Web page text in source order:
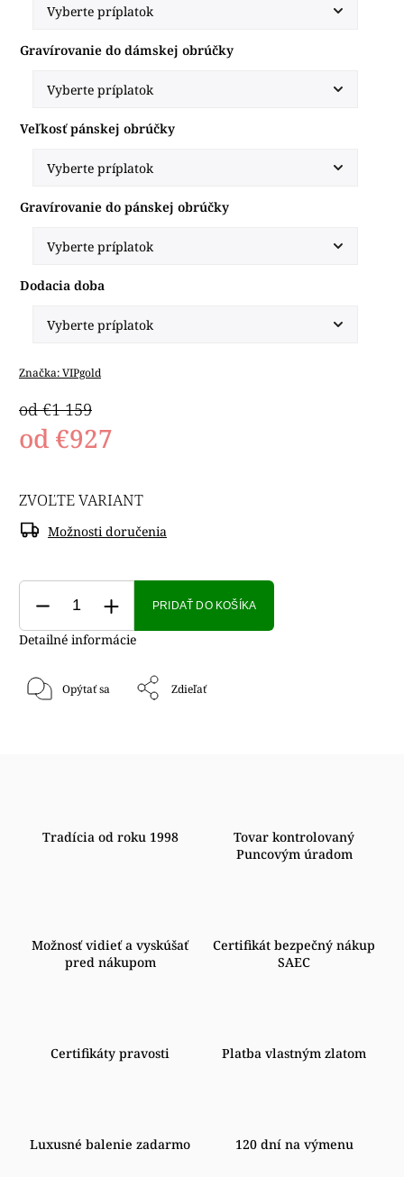
Gravírovanie do dámskej obrúčky
Veľkosť pánskej obrúčky
Gravírovanie do pánskej obrúčky
Dodacia doba
Značka:VIPgold
od €1 159
od €927
ZVOĽTE VARIANT
Možnosti doručenia
PRIDAŤ DO KOŠÍKA
Detailné informácie
Opýtať sa Zdieľať
Tradícia od roku 1998
Tovar kontrolovaný
Puncovým úradom
Možnosť vidieť a vyskúšať
pred nákupom
Certifikát bezpečný nákup
SAEC
Certifikáty pravosti Platba vlastným zlatom
Luxusné balenie zadarmo 120 dní na výmenu